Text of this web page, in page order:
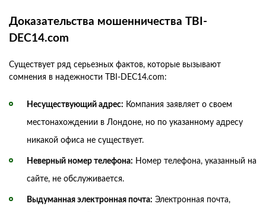
Доказательства мошенничества TBI-
DEC14.com
Существует ряд серьезных фактов, которые вызывают
сомнения в надежности TBI-DEC14.com:
Несуществующий адрес: Компания заявляет о своем
местонахождении в Лондоне, но по указанному адресу
никакой офиса не существует.
Неверный номер телефона: Номер телефона, указанный на
сайте, не обслуживается.
Выдуманная электронная почта: Электронная почта,